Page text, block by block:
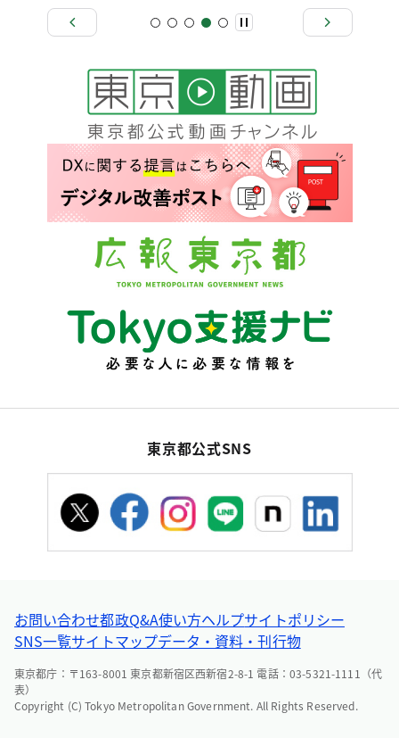
東京都公式SNS
お問い合わせ都政Q&A使い方ヘルプサイトポリシー
SNS一覧サイトマップデータ・資料・刊行物
東京都庁：〒163-8001 東京都新宿区西新宿2-8-1 電話：03-5321-1111（代
表）
Copyright (C) Tokyo Metropolitan Government. All Rights Reserved.